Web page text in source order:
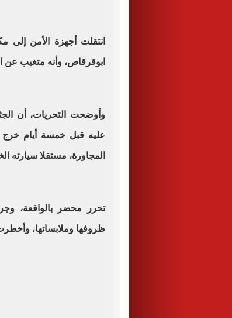
انتقلت أجهزة الأمن
ابوقرقاص، وأنه متغيب عن
وأوضحت التحريات، أن
عليه قبل خمسة أيام
المجاورة، مستقلا سيارته
تحرر محضر بالواقعة،
ظروفها وملابساتها، وأخطرت